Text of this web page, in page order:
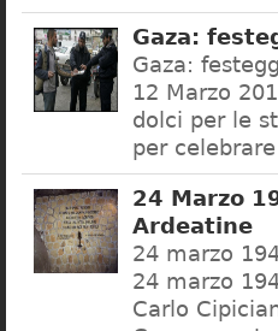
Gaza:
Gaza:
12 Marzo
dolci per le
per
24 Marzo
Ardeatine
24 marzo
24 marzo
Carlo